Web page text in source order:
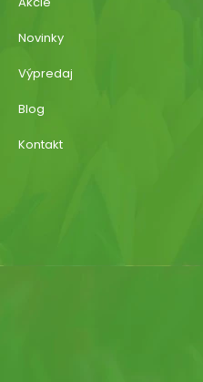
Novinky
Výpredaj
Blog
Kontakt